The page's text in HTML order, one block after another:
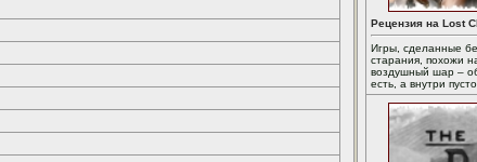
Рецензия на Lost
Игры, сделанные
старания, похожи
воздушный шар –
есть, а внутри